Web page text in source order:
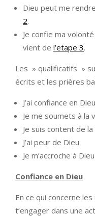
Dieu peut me
2.
Je confie ma
vient de l’etape 3.
Les » qualificatifs »
écrits et les prières
J’ai confiance en Dieu
Je me soumets à la
Je suis content de
J’ai peur de Dieu
Je m’accroche à Dieu
Confiance en Dieu
En ce qui concerne
t’engager dans une